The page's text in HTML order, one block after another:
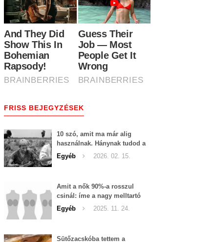
FRISS BEJEGYZÉSEK
10 szó, amit ma már alig
használnak. Hánynak tudod a
jelentését?
Egyéb 2026. 02. 15.
Amit a nők 90%-a rosszul
csinál: íme a nagy melltartó
táblázat, ennyi valójában a
mellbőséged!
Egyéb 2025. 11. 24.
Sütőzacskóba tettem a